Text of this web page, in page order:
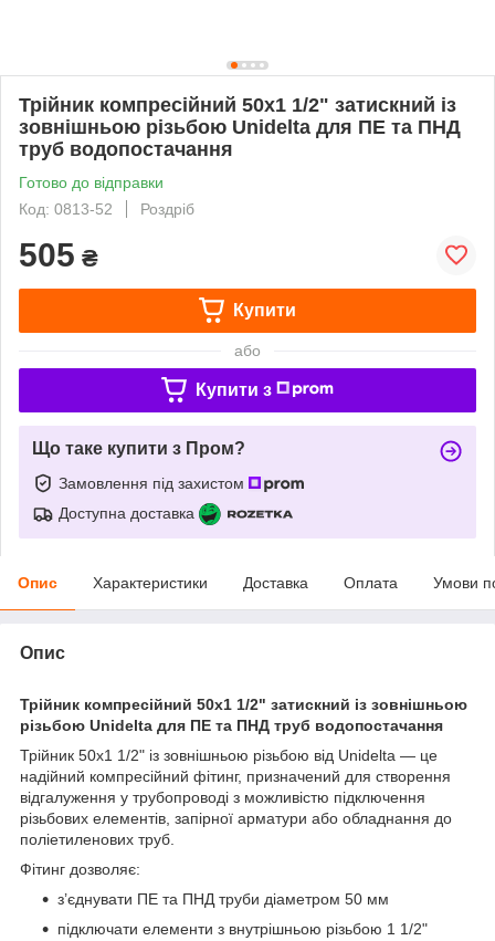
Трійник компресійний 50х1 1/2" затискний із
зовнішньою різьбою Unidelta для ПЕ та ПНД
труб водопостачання
Готово до відправки
Код: 0813-52
Роздріб
505 ₴
Купити
або
Купити з
Що таке купити з Пром?
Замовлення під захистом
Доступна доставка
Опис Характеристики Доставка Оплата Умови
Опис
Трійник компресійний 50х1 1/2" затискний із зовнішньою
різьбою Unidelta для ПЕ та ПНД труб водопостачання
Трійник 50х1 1/2" із зовнішньою різьбою від Unidelta — це
надійний компресійний фітинг, призначений для створення
відгалуження у трубопроводі з можливістю підключення
різьбових елементів, запірної арматури або обладнання до
поліетиленових труб.
Фітинг дозволяє:
з’єднувати ПЕ та ПНД труби діаметром 50 мм
підключати елементи з внутрішньою різьбою 1 1/2"